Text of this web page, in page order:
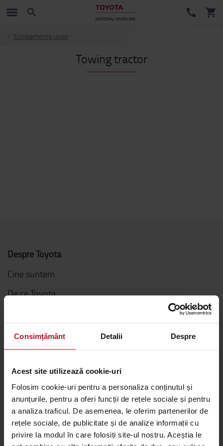
Consimțământ Detalii Despre
Acest site utilizează cookie-uri
Folosim cookie-uri pentru a personaliza conținutul și
anunțurile, pentru a oferi funcții de rețele sociale și pentru
a analiza traficul. De asemenea, le oferim partenerilor de
rețele sociale, de publicitate și de analize informații cu
privire la modul în care folosiți site-ul nostru. Aceștia le
Echipamente used
Towing tractor
Despre Toyota
Cine suntem
De ce Toyota
Termeni campanii de Marketing
Informatii despre Toyota Material Handling Romania
Calea Toyota
Sistemul de Productie Toyota (TPS)
Sustenabilitate